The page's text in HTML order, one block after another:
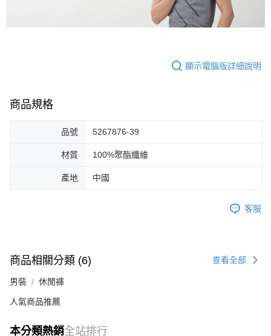
顯示電腦版詳細說明
商品規格
品號 5267876-39
材質 100%聚酯纖維
產地 中國
客服
商品相關分類 (6) 查看全部
男裝 休閒褲
人氣商品推薦
本分類熱銷全站排行